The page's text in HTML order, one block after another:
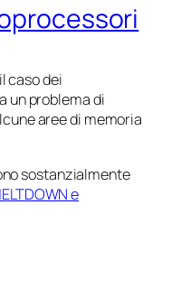
caso dei
un problema di
aree di memoria
sostanzialmente
e